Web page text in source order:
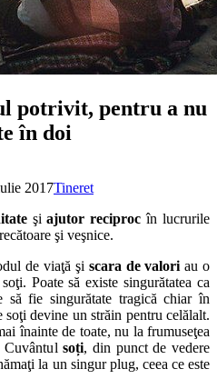
potrivit, pentru a nu
în doi
2017Tineret
şiajutor reciproc în lucrurile
şi veşnice.
de viaţă şi scara de valoriau o
Poate să existe singurătatea ca
fie singurătate tragică chiar în
devine un străin pentru celălalt.
înainte de toate, nu la frumuseţea
Cuvântulsoți, din punct de vedere
la un singur plug, ceea ce este